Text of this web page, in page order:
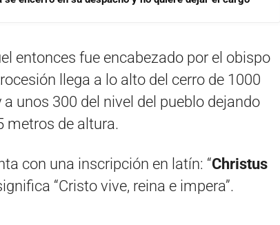
entonces fue encabezado por el obispo
llega a lo alto del cerro de 1000
unos 300 del nivel del pueblo dejando
metros de altura.
con una inscripción en latín: “Christus
“Cristo vive, reina e impera”.